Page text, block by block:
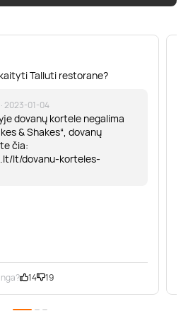
Talluti restorane?
· 2023-01-04
dovanų kortele negalima
& Shakes“, dovanų
čia:
lt/dovanu-korteles-
14 19